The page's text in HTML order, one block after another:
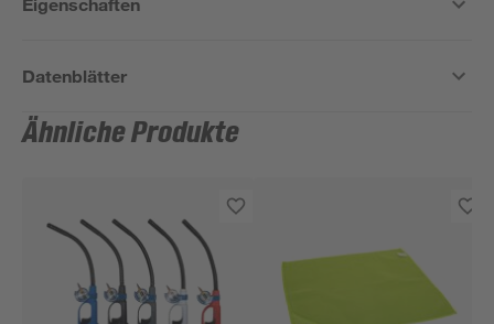
Datenblätter
Ähnliche Produkte